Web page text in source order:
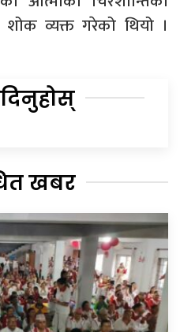
शोक व्यक्त गरेको थियो ।
दिनुहोस्
खबर